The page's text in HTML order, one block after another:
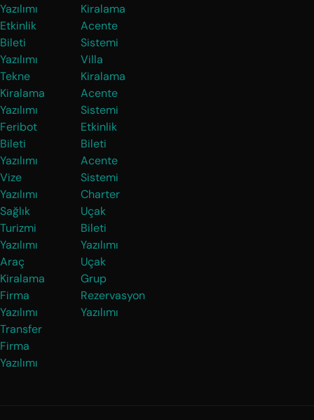
Yazılımı
Etkinlik
Bileti
Yazılımı
Tekne
Kiralama
Yazılımı
Feribot
Bileti
Yazılımı
Vize
Yazılımı
Sağlık
Turizmi
Yazılımı
Araç
Kiralama
Firma
Yazılımı
Transfer
Firma
Yazılımı
Kiralama
Acente
Sistemi
Villa
Kiralama
Acente
Sistemi
Etkinlik
Bileti
Acente
Sistemi
Charter
Uçak
Bileti
Yazılımı
Uçak
Grup
Rezervasyon
Yazılımı